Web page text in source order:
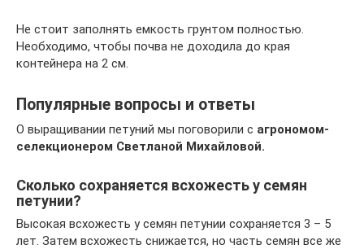
Не стоит заполнять емкость грунтом полностью.
Необходимо, чтобы почва не доходила до края
контейнера на 2 см.
Популярные вопросы и ответы
О выращивании петуний мы поговорили с агрономом-
селекционером Светланой Михайловой.
Сколько сохраняется всхожесть у семян
петунии?
Высокая всхожесть у семян петунии сохраняется 3 – 5
лет. Затем всхожесть снижается, но часть семян все же